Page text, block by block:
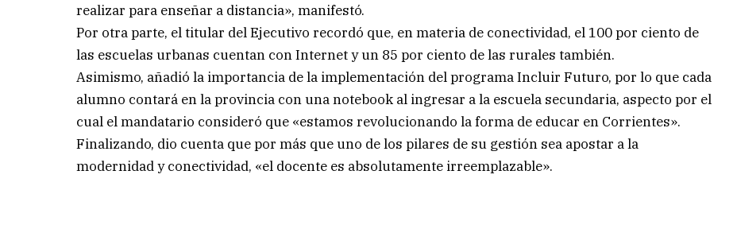
realizar para enseñar a distancia», manifestó.
Por otra parte, el titular del Ejecutivo recordó que, en materia de conectividad, el 100 por ciento de
las escuelas urbanas cuentan con Internet y un 85 por ciento de las rurales también.
Asimismo, añadió la importancia de la implementación del programa Incluir Futuro, por lo que cada
alumno contará en la provincia con una notebook al ingresar a la escuela secundaria, aspecto por el
cual el mandatario consideró que «estamos revolucionando la forma de educar en Corrientes».
Finalizando, dio cuenta que por más que uno de los pilares de su gestión sea apostar a la
modernidad y conectividad, «el docente es absolutamente irreemplazable».